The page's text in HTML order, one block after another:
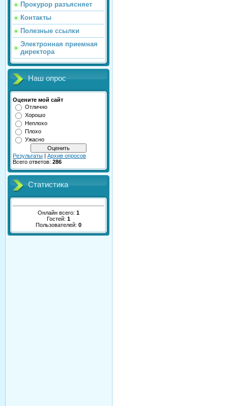
Прокурор разъясняет
Контакты
Полезные ссылки
Электронная приемная
директора
Наш опрос
Оцените мой сайт
Отлично
Хорошо
Неплохо
Плохо
Ужасно
Результаты | Архив опросов
Всего ответов: 286
Статистика
Онлайн всего: 1
Гостей: 1
Пользователей: 0